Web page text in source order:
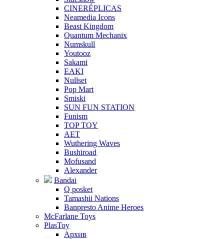
CINERÉPLICAS
Neamedia Icons
Beast Kingdom
Quantum Mechanix
Numskull
Youtooz
Sakami
EAKI
Nullset
Pop Mart
Smiski
SUN FUN STATION
Funism
TOP TOY
AET
Wuthering Waves
Bushiroad
Mofusand
Alexander
Bandai
Q posket
Tamashii Nations
Banpresto Anime Heroes
McFarlane Toys
PlasToy
Архив